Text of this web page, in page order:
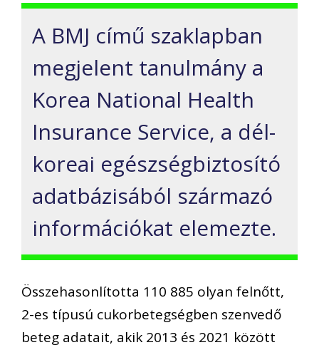
A BMJ című szaklapban
megjelent tanulmány a
Korea National Health
Insurance Service, a dél-
koreai egészségbiztosító
adatbázisából származó
információkat elemezte.
Összehasonlította 110 885 olyan felnőtt,
2-es típusú cukorbetegségben szenvedő
beteg adatait, akik 2013 és 2021 között